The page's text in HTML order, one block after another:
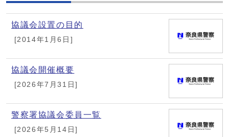
協議会設置の目的
[2014年1月6日]
協議会開催概要
[2026年7月31日]
警察署協議会委員一覧
[2026年5月14日]